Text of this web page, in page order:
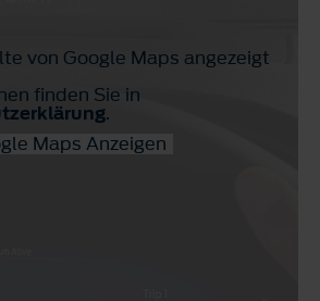
von Google Maps angezeigt
finden Sie in
.
Maps Anzeigen